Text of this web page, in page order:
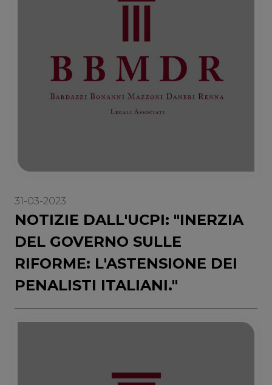
31-03-2023
NOTIZIE DALL'UCPI: "INERZIA
DEL GOVERNO SULLE
RIFORME: L'ASTENSIONE DEI
PENALISTI ITALIANI."